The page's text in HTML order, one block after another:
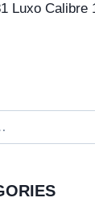
Luxo Calibre